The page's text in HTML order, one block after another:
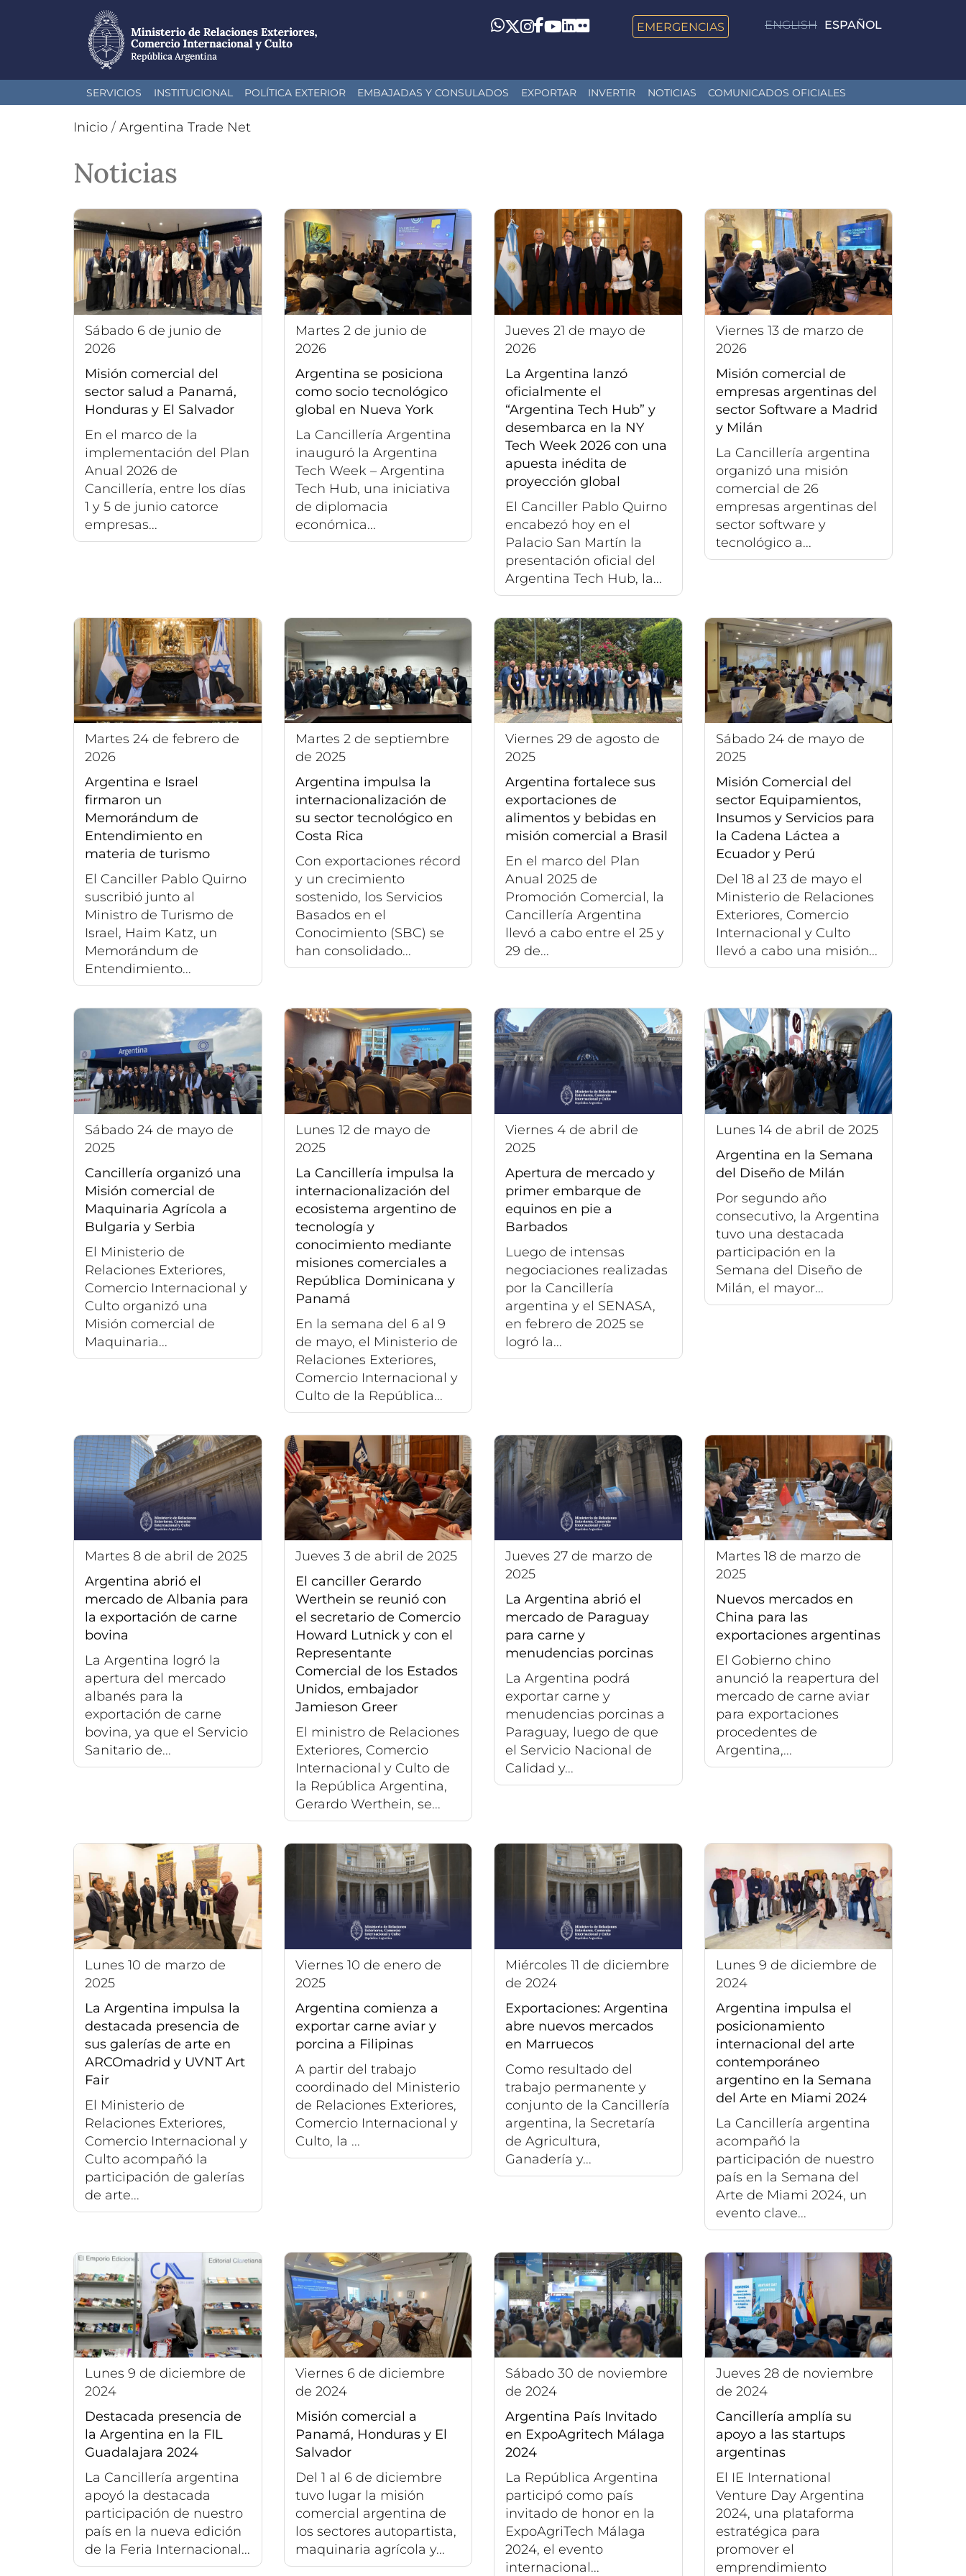
al
ENGLISH ESPAÑOL
Whatsapp
Twitter
Instagram
Facebook
YouTube
LinkedIn
Flickr EMERGENCIAS
SERVICIOS INSTITUCIONAL POLÍTICA EXTERIOR EMBAJADAS Y CONSULADOS EXPORTAR INVERTIR NOTICIAS COMUNICADOS OFICIALES
Inicio / Argentina Trade Net
Noticias
sábado 6 de junio de
2026
Misión comercial del
sector salud a Panamá,
Honduras y El Salvador
En el marco de la
implementación del Plan
Anual 2026 de
Cancillería, entre los días
1 y 5 de junio catorce
empresas...
martes 2 de junio de
2026
Argentina se posiciona
como socio tecnológico
global en Nueva York
La Cancillería Argentina
inauguró la Argentina
Tech Week – Argentina
Tech Hub, una iniciativa
de diplomacia
económica...
jueves 21 de mayo de
2026
La Argentina lanzó
oficialmente el
“Argentina Tech Hub” y
desembarca en la NY
Tech Week 2026 con una
apuesta inédita de
proyección global
El Canciller Pablo Quirno
encabezó hoy en el
Palacio San Martín la
presentación oficial del
Argentina Tech Hub, la...
viernes 13 de marzo de
2026
Misión comercial de
empresas argentinas del
sector Software a Madrid
y Milán
La Cancillería argentina
organizó una misión
comercial de 26
empresas argentinas del
sector software y
tecnológico a...
martes 24 de febrero de
2026
Argentina e Israel
firmaron un
Memorándum de
Entendimiento en
materia de turismo
El Canciller Pablo Quirno
suscribió junto al
Ministro de Turismo de
Israel, Haim Katz, un
Memorándum de
Entendimiento...
martes 2 de septiembre
de 2025
Argentina impulsa la
internacionalización de
su sector tecnológico en
Costa Rica
Con exportaciones récord
y un crecimiento
sostenido, los Servicios
Basados en el
Conocimiento (SBC) se
han consolidado...
viernes 29 de agosto de
2025
Argentina fortalece sus
exportaciones de
alimentos y bebidas en
misión comercial a Brasil
En el marco del Plan
Anual 2025 de
Promoción Comercial, la
Cancillería Argentina
llevó a cabo entre el 25 y
29 de...
sábado 24 de mayo de
2025
Misión Comercial del
sector Equipamientos,
Insumos y Servicios para
la Cadena Láctea a
Ecuador y Perú
Del 18 al 23 de mayo el
Ministerio de Relaciones
Exteriores, Comercio
Internacional y Culto
llevó a cabo una misión...
sábado 24 de mayo de
2025
Cancillería organizó una
Misión comercial de
Maquinaria Agrícola a
Bulgaria y Serbia
El Ministerio de
Relaciones Exteriores,
Comercio Internacional y
Culto organizó una
Misión comercial de
Maquinaria...
lunes 12 de mayo de
2025
La Cancillería impulsa la
internacionalización del
ecosistema argentino de
tecnología y
conocimiento mediante
misiones comerciales a
República Dominicana y
Panamá
En la semana del 6 al 9
de mayo, el Ministerio de
Relaciones Exteriores,
Comercio Internacional y
Culto de la República...
viernes 4 de abril de
2025
Apertura de mercado y
primer embarque de
equinos en pie a
Barbados
Luego de intensas
negociaciones realizadas
por la Cancillería
argentina y el SENASA,
en febrero de 2025 se
logró la...
lunes 14 de abril de 2025
Argentina en la Semana
del Diseño de Milán
Por segundo año
consecutivo, la Argentina
tuvo una destacada
participación en la
Semana del Diseño de
Milán, el mayor...
martes 8 de abril de 2025
Argentina abrió el
mercado de Albania para
la exportación de carne
bovina
La Argentina logró la
apertura del mercado
albanés para la
exportación de carne
bovina, ya que el Servicio
Sanitario de...
jueves 3 de abril de 2025
El canciller Gerardo
Werthein se reunió con
el secretario de Comercio
Howard Lutnick y con el
Representante
Comercial de los Estados
Unidos, embajador
Jamieson Greer
El ministro de Relaciones
Exteriores, Comercio
Internacional y Culto de
la República Argentina,
Gerardo Werthein, se...
jueves 27 de marzo de
2025
La Argentina abrió el
mercado de Paraguay
para carne y
menudencias porcinas
La Argentina podrá
exportar carne y
menudencias porcinas a
Paraguay, luego de que
el Servicio Nacional de
Calidad y...
martes 18 de marzo de
2025
Nuevos mercados en
China para las
exportaciones argentinas
El Gobierno chino
anunció la reapertura del
mercado de carne aviar
para exportaciones
procedentes de
Argentina,...
lunes 10 de marzo de
2025
La Argentina impulsa la
destacada presencia de
sus galerías de arte en
ARCOmadrid y UVNT Art
Fair
El Ministerio de
Relaciones Exteriores,
Comercio Internacional y
Culto acompañó la
participación de galerías
de arte...
viernes 10 de enero de
2025
Argentina comienza a
exportar carne aviar y
porcina a Filipinas
A partir del trabajo
coordinado del Ministerio
de Relaciones Exteriores,
Comercio Internacional y
Culto, la ...
miércoles 11 de diciembre
de 2024
Exportaciones: Argentina
abre nuevos mercados
en Marruecos
Como resultado del
trabajo permanente y
conjunto de la Cancillería
argentina, la Secretaría
de Agricultura,
Ganadería y...
lunes 9 de diciembre de
2024
Argentina impulsa el
posicionamiento
internacional del arte
contemporáneo
argentino en la Semana
del Arte en Miami 2024
La Cancillería argentina
acompañó la
participación de nuestro
país en la Semana del
Arte de Miami 2024, un
evento clave...
lunes 9 de diciembre de
2024
Destacada presencia de
la Argentina en la FIL
Guadalajara 2024
La Cancillería argentina
apoyó la destacada
participación de nuestro
país en la nueva edición
de la Feria Internacional...
viernes 6 de diciembre
de 2024
Misión comercial a
Panamá, Honduras y El
Salvador
Del 1 al 6 de diciembre
tuvo lugar la misión
comercial argentina de
los sectores autopartista,
maquinaria agrícola y...
sábado 30 de noviembre
de 2024
Argentina País Invitado
en ExpoAgritech Málaga
2024
La República Argentina
participó como país
invitado de honor en la
ExpoAgriTech Málaga
2024, el evento
internacional...
jueves 28 de noviembre
de 2024
Cancillería amplía su
apoyo a las startups
argentinas
El IE International
Venture Day Argentina
2024, una plataforma
estratégica para
promover el
emprendimiento